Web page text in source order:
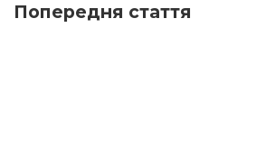
Попередня стаття